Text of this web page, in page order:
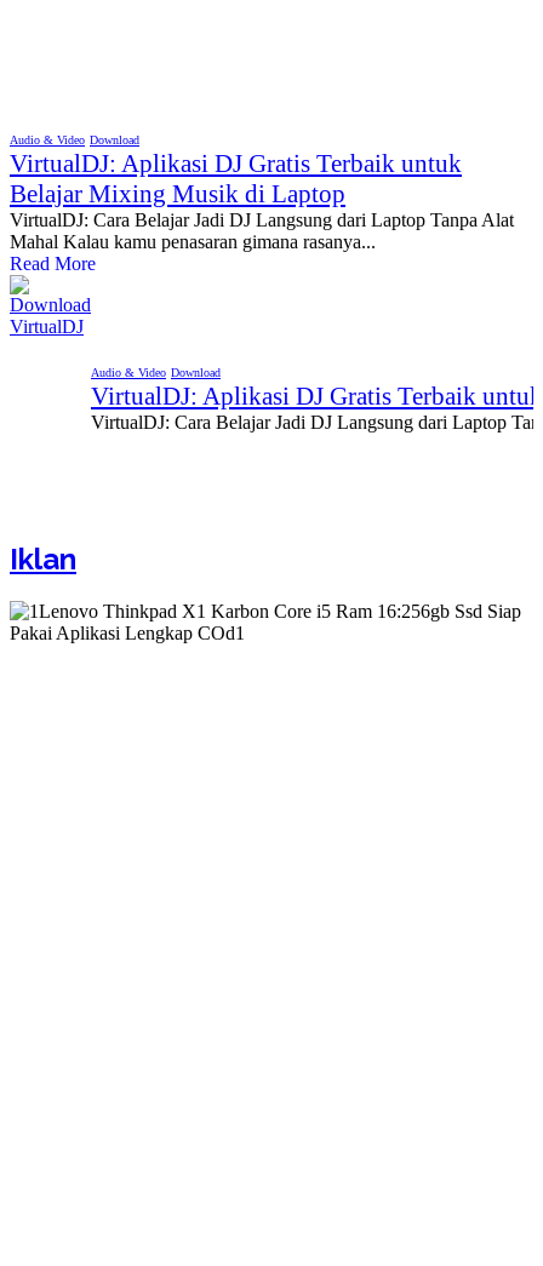
Audio & Video Download
VirtualDJ: Aplikasi DJ Gratis Terbaik untuk
Belajar Mixing Musik di Laptop
VirtualDJ: Cara Belajar Jadi DJ Langsung dari Laptop Tanpa Alat
Mahal Kalau kamu penasaran gimana rasanya...
Read More
Audio & Video Download
VirtualDJ: Aplikasi DJ Gratis Terbaik
VirtualDJ: Cara Belajar Jadi DJ Langsung dari Laptop
Iklan